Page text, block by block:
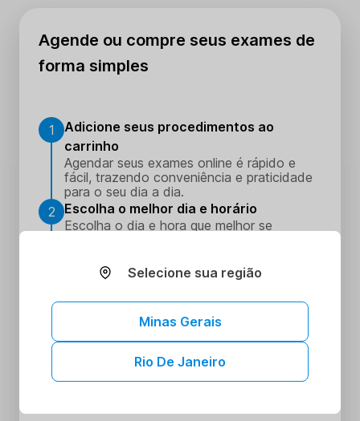
Agende ou compre seus exames de
forma simples
1
Adicione seus procedimentos ao
carrinho
Agendar seus exames online é rápido e
fácil, trazendo conveniência e praticidade
para o seu dia a dia.
2
Escolha o melhor dia e horário
Escolha o dia e hora que melhor se
Realize seus procedimentos
escolhida
4 Tenha acesso aos seus resultados sem
sair de casa
Selecione sua região
Minas Gerais
Rio De Janeiro